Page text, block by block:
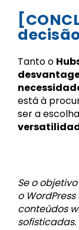
Tanto o
está à
ser a
Se o
o
conteúdos
sofisticadas.